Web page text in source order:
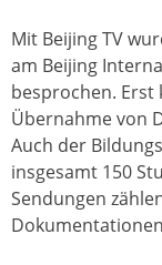
Mit Beijing TV
am Beijing
besprochen. Erst
Übernahme von
Auch der
insgesamt 150
Sendungen